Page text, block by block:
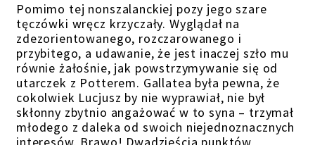
Pomimo tej nonszalanckiej pozy jego szare
tęczówki wręcz krzyczały. Wyglądał na
zdezorientowanego, rozczarowanego i
przybitego, a udawanie, że jest inaczej szło mu
równie żałośnie, jak powstrzymywanie się od
utarczek z Potterem. Gallatea była pewna, że
cokolwiek Lucjusz by nie wyprawiał, nie był
skłonny zbytnio angażować w to syna – trzymał
młodego z daleka od swoich niejednoznacznych